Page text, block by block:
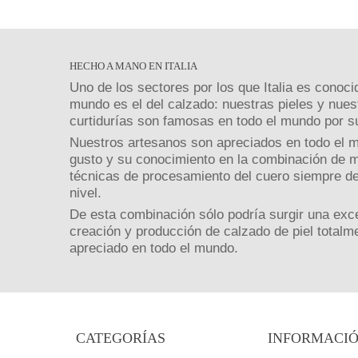
HECHO A MANO EN ITALIA
Uno de los sectores por los que Italia es
mundo es el del calzado: nuestras pieles y
curtidurías son famosas en todo el mundo por
Nuestros artesanos son apreciados en todo el
gusto y su conocimiento en la combinación de
técnicas de procesamiento del cuero siempre
nivel.
De esta combinación sólo podría surgir una
creación y producción de calzado de piel
apreciado en todo el mundo.
CATEGORÍAS